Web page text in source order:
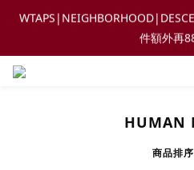
【FLASH SALE 兩件指
件額外再
【立即加入會員，每次消費將
【FLASH SALE 兩件指
HUMAN
商品排序